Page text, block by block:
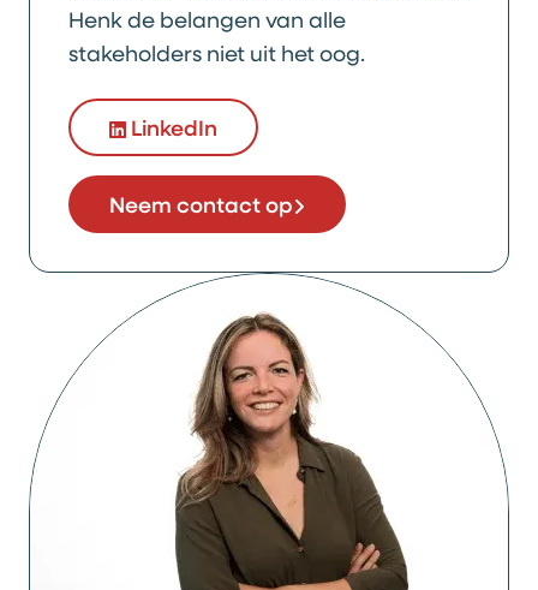
Henk de belangen van alle
stakeholders niet uit het oog.
LinkedIn
Neem contact op